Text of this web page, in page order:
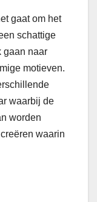
gaat om het
schattige
gaan naar
motieven.
waarbij de
worden
waarin